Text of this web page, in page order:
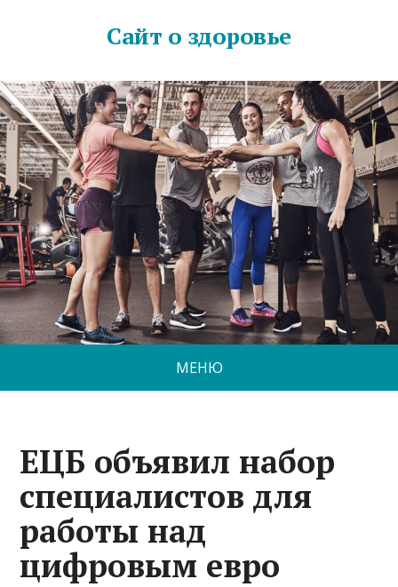
Сайт о здоровье
МЕНЮ
ЕЦБ объявил набор
специалистов для
работы над
цифровым евро